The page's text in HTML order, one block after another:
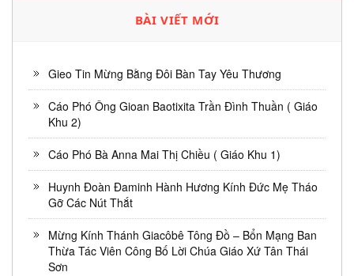
BÀI VIẾT MỚI
Gieo Tin Mừng Bằng Đôi Bàn Tay Yêu Thương
Cáo Phó Ông Gioan Baotixita Trần Đình Thuần ( Giáo
Khu 2)
Cáo Phó Bà Anna Mai Thị Chiều ( Giáo Khu 1)
Huynh Đoàn Đaminh Hành Hương Kính Đức Mẹ Tháo
Gỡ Các Nút Thắt
Mừng Kính Thánh Giacôbê Tông Đồ – Bổn Mạng Ban
Thừa Tác Viên Công Bố Lời Chúa Giáo Xứ Tân Thái
Sơn